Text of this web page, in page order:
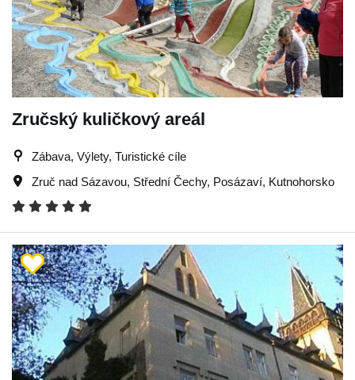
Zručský kuličkový areál
Zábava, Výlety, Turistické cíle
Zruč nad Sázavou, Střední Čechy, Posázaví, Kutnohorsko